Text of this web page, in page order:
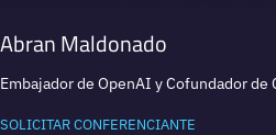
Abran Maldonado
Embajador de OpenAI y Cofundador de
SOLICITAR CONFERENCIANTE